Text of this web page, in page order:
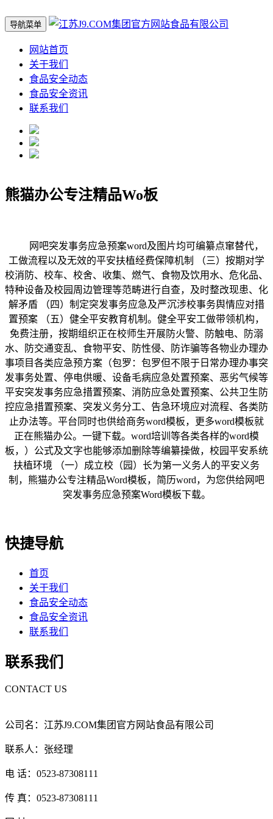
导航菜单
网站首页
关于我们
食品安全动态
食品安全资讯
联系我们
熊猫办公专注精品Wo板
网吧突发事务应急预案word及图片均可编纂点窜替代，
工做流程以及无效的平安扶植经费保障机制 （三）按期对学
校消防、校车、校舍、收集、燃气、食物及饮用水、危化品、
特种设备及校园周边管理等范畴进行自查，及时整改现患、化
解矛盾 （四）制定突发事务应急及严沉涉校事务舆情应对措
置预案 （五）健全平安教育机制。健全平安工做带领机构，
免费注册，按期组织正在校师生开展防火警、防触电、防溺
水、防交通变乱、食物平安、防性侵、防诈骗等各物业办理办
事项目各类应急预方案（包罗：包罗但不限于日常办理办事突
发事务处置、停电供暖、设备毛病应急处置预案、恶劣气候等
平安突发事务应急措置预案、消防应急处置预案、公共卫生防
控应急措置预案、突发义务分工、告急环境应对流程、各类防
止办法等。平台同时也供给商务word模板，更多word模板就
正在熊猫办公。一键下载。word培训等各类各样的word模
板，）公式及文字也能够添加删除等编纂操做，校园平安系统
扶植环境 （一）成立校（园）长为第一义务人的平安义务
制，熊猫办公专注精品Word模板，简历word，为您供给网吧
突发事务应急预案Word模板下载。
快捷导航
首页
关于我们
食品安全动态
食品安全资讯
联系我们
联系我们
CONTACT US
公司名：江苏J9.COM集团官方网站食品有限公司
联系人：张经理
电 话：0523-87308111
传 真：0523-87308111